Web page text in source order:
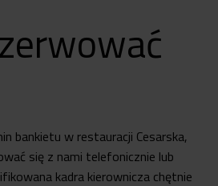
bankietu w restauracji Cesarska,
się z nami telefonicznie lub
kadra kierownicza chętnie